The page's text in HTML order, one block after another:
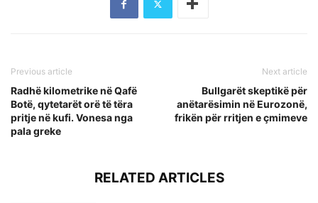
Previous article
Radhë kilometrike në Qafë
Botë, qytetarët orë të tëra
pritje në kufi. Vonesa nga
pala greke
Next article
Bullgarët skeptikë për
anëtarësimin në Eurozonë,
frikën për rritjen e çmimeve
RELATED ARTICLES